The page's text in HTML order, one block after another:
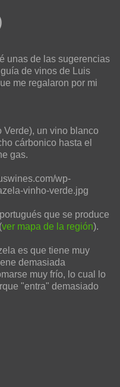
unas de las sugerencias
de vinos de Luis
me regalaron por mi
Verde), un vino blanco
cárbonico hasta el
gas.
que se produce
ver mapa de la región).
es que tiene muy
demasiada
muy frío, lo cual lo
"entra" demasiado